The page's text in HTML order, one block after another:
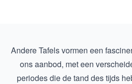
Andere Tafels vormen een
ons aanbod, met een
periodes die de tand des tijds